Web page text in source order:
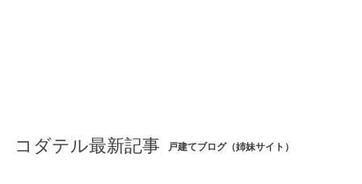
コダテル最新記事 戸建てブログ（姉妹サイト）